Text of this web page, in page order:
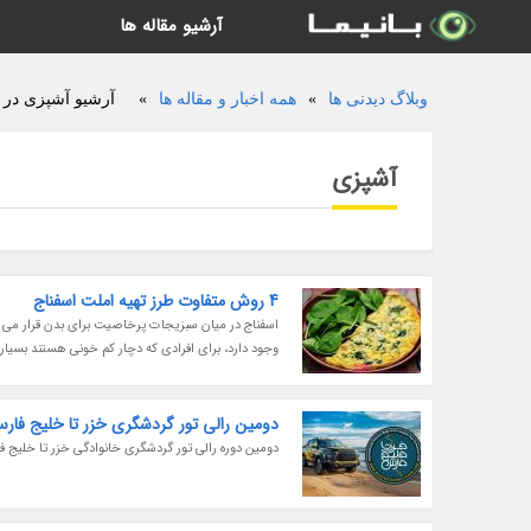
وبلاگ دیدنی ها » همه اخبار و مقاله ها » آرشیو آشپزی در
آشپزی
4 روش متفاوت طرز تهیه املت اسفناج
اسفناج در میان سبزیجات پرخاصیت برای بدن قرار می
وجود دارد، برای افرادی که دچار کم خونی هستند
دومین رالی تور گردشگری خزر تا خلیج
دومین دوره رالی تور گردشگری خانوادگی خزر تا
آرشیو مقاله ها